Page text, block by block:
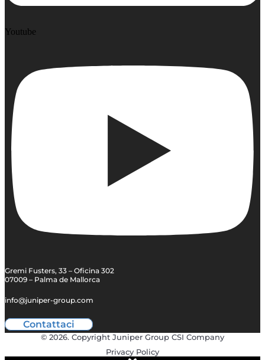
Youtube
Gremi Fusters, 33 – Oficina 302
07009 – Palma de Mallorca
info@juniper-group.com
Contattaci
© 2026. Copyright Juniper Group CSI Company
Privacy Policy